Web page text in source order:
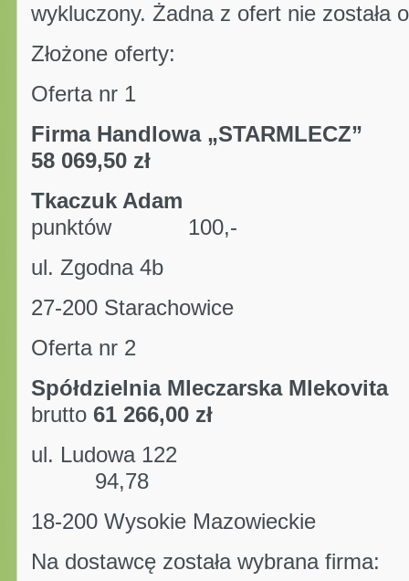
wykluczony. Żadna z ofert nie została
Złożone oferty:
Oferta nr 1
Firma Handlowa
58 069,50 zł
Tkaczuk
punktów 100,-
ul. Zgodna 4b
27-200 Starachowice
Oferta nr 2
Spółdzielnia Mleczarska
brutto 61 266,00 zł
ul. Ludowa
94,78
18-200 Wysokie Mazowieckie
Na dostawcę została wybrana firma: